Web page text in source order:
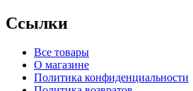
Ссылки
Все товары
О магазине
Политика конфиденциальности